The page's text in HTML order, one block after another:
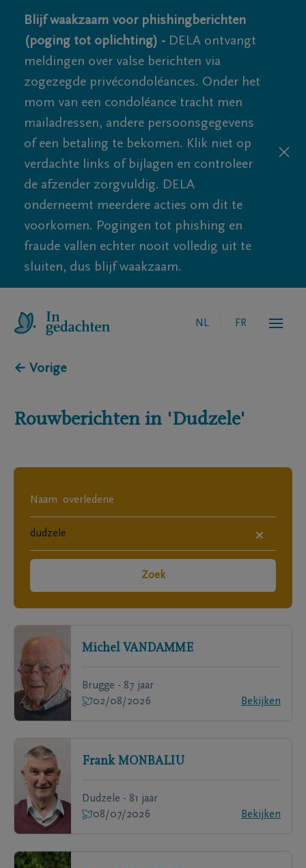
Blijf waakzaam voor phishingberichten
(poging tot oplichting) - DELA ontvangt
meldingen over valse berichten via
zogezegde privécondoléances. Onder het
mom van een condoléance tracht men
mailadressen, andere persoonsgegevens
of een betaling te bekomen. Klik niet op
verdachte links of bijlagen en controleer
de afzender zorgvuldig. DELA
onderneemt meerdere acties om dit te
voorkomen. Pogingen tot phishing en
fraude vallen echter nooit volledig uit te
sluiten, dus blijf waakzaam.
NL FR
← Vorige
Rouwberichten in 'Dudzele'
×
Zoek
Michel VANDAMME
Brugge - 87 jaar
02/08/2026
Bekijken
Frank MONBALIU
Dudzele - 81 jaar
08/07/2026
Bekijken